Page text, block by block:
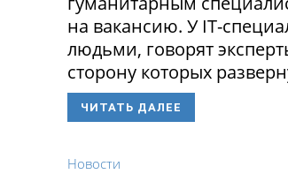
на вакансию. У IT-
людьми, говорят
сторону которых
ЧИТАТЬ ДАЛЕЕ
Новости